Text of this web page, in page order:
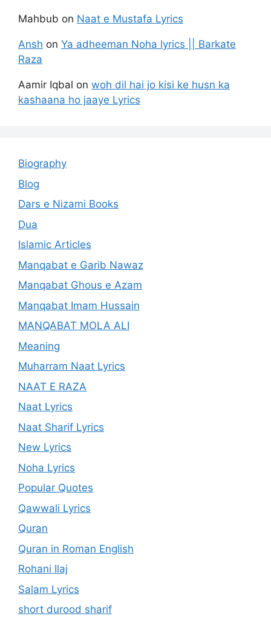
Mahbub on Naat e Mustafa Lyrics
Ansh on Ya adheeman Noha lyrics || Barkate
Raza
Aamir Iqbal on woh dil hai jo kisi ke husn ka
kashaana ho jaaye Lyrics
Biography
Blog
Dars e Nizami Books
Dua
Islamic Articles
Manqabat e Garib Nawaz
Manqabat Ghous e Azam
Manqabat Imam Hussain
MANQABAT MOLA ALI
Meaning
Muharram Naat Lyrics
NAAT E RAZA
Naat Lyrics
Naat Sharif Lyrics
New Lyrics
Noha Lyrics
Popular Quotes
Qawwali Lyrics
Quran
Quran in Roman English
Rohani Ilaj
Salam Lyrics
short durood sharif